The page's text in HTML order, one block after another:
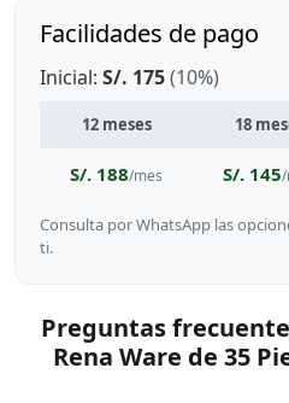
Facilidades de pago
Inicial: S/. 175(10%)
12 meses 18
S/. 188/mes S/. 145/
Consulta por WhatsApp las
ti.
Preguntas
Rena Ware de 35